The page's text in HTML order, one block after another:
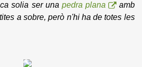
solia ser una pedra plana
amb
a sobre, però n'hi ha de totes les